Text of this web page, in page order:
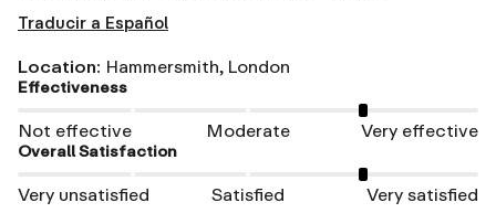
Traducir a Español
Location: Hammersmith, London
Effectiveness
Not effective Moderate Very effective
Overall Satisfaction
Very unsatisfied Satisfied Very satisfied